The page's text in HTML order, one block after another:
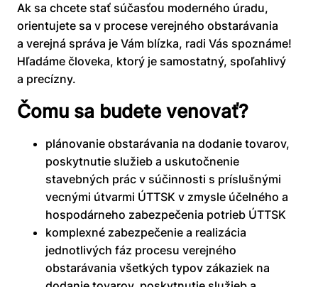
Ak sa chcete stať súčasťou moderného úradu,
orientujete sa v procese verejného obstarávania
a verejná správa je Vám blízka, radi Vás spoznáme!
Hľadáme človeka, ktorý je samostatný, spoľahlivý
a precízny.
Čomu sa budete venovať?
plánovanie obstarávania na dodanie tovarov,
poskytnutie služieb a uskutočnenie
stavebných prác v súčinnosti s príslušnými
vecnými útvarmi ÚTTSK v zmysle účelného a
hospodárneho zabezpečenia potrieb ÚTTSK
komplexné zabezpečenie a realizácia
jednotlivých fáz procesu verejného
obstarávania všetkých typov zákaziek na